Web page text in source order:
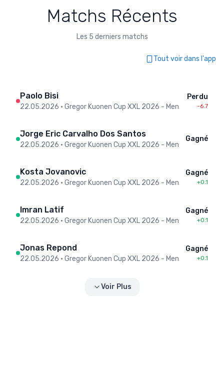
Matchs Récents
Les 5 derniers matchs
Tout voir dans l'app
Paolo Bisi
22.05.2026 • Gregor Kuonen Cup XXL 2026 - Men
Perdu
-6.7
Jorge Eric Carvalho Dos Santos
22.05.2026 • Gregor Kuonen Cup XXL 2026 - Men
Gagné
Kosta Jovanovic
22.05.2026 • Gregor Kuonen Cup XXL 2026 - Men
Gagné
+0.1
Imran Latif
22.05.2026 • Gregor Kuonen Cup XXL 2026 - Men
Gagné
+0.1
Jonas Repond
22.05.2026 • Gregor Kuonen Cup XXL 2026 - Men
Gagné
+0.1
Voir Plus